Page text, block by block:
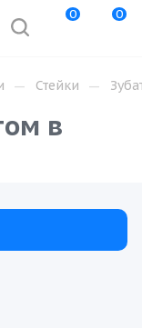
0 0
— Стейки —
в